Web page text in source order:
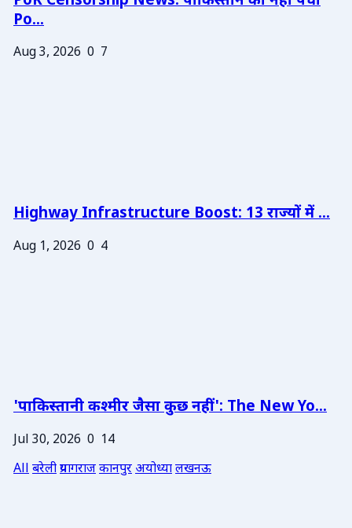
Po...
Aug 3, 2026 0 7
Highway Infrastructure Boost: 13 राज्यों में ...
Aug 1, 2026 0 4
'पाकिस्तानी कश्मीर जैसा कुछ नहीं': The New Yo...
Jul 30, 2026 0 14
Allबरेलीप्रयागराजकानपुरअयोध्यालखनऊ